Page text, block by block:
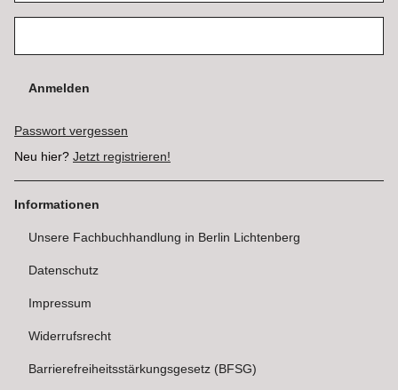
Anmelden
Passwort vergessen
Neu hier? Jetzt registrieren!
Informationen
Unsere Fachbuchhandlung in Berlin Lichtenberg
Datenschutz
Impressum
Widerrufsrecht
Barrierefreiheitsstärkungsgesetz (BFSG)